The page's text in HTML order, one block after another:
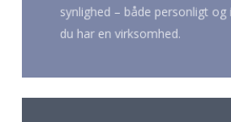
synlighed – både personligt
du har en virksomhed.